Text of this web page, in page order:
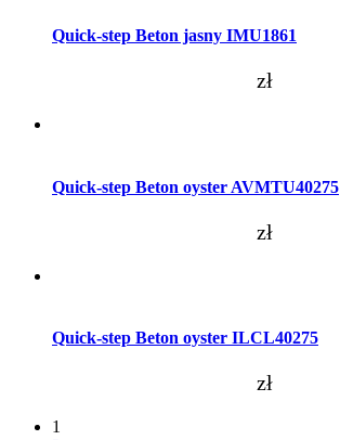
Quick-step Beton jasny IMU1861
zł
Quick-step Beton oyster AVMTU40275
zł
Quick-step Beton oyster ILCL40275
zł
1